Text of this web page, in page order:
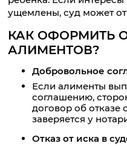
ущемлены, суд может
КАК ОФОРМИТЬ
АЛИМЕНТОВ?
Добровольное
Если алименты
соглашению,
договор об отказе
заверяется у
Отказ от иска в